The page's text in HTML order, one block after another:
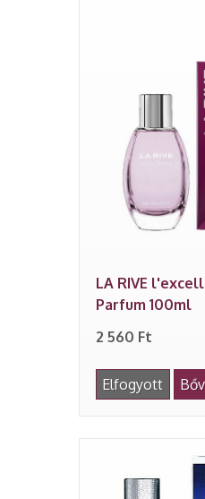
LA RIVE
Parfum 100ml
2 560 Ft
Elfogyott